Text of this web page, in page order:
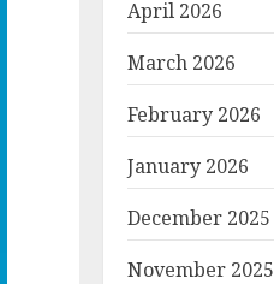
April 2026
March 2026
February 2026
January 2026
December 2025
November 2025